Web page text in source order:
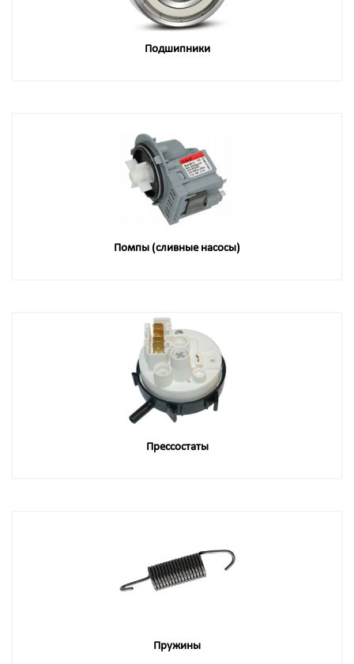
Подшипники
Помпы (сливные насосы)
Прессостаты
Пружины